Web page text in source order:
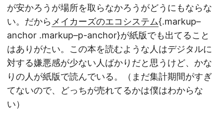
が安かろうが場所を取らなかろうがどうにもならな
い。だから メイカーズのエコシステム{.markup–
anchor .markup–p-anchor}が紙版でも出てること
はありがたい。この本を読むような人はデジタルに
対する嫌悪感が少ない人ばかりだと思うけど、かな
りの人が紙版で読んでいる。（まだ集計期間がすぎ
てないので、どっちが売れてるかは僕はわからな
い）